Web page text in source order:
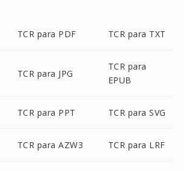
TCR para PDF TCR para TXT
TCR para JPG
TCR para
EPUB
TCR para PPT TCR para SVG
TCR para AZW3 TCR para LRF